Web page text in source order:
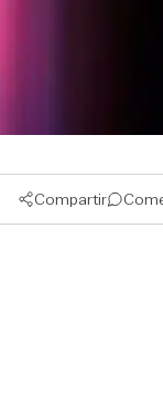
Compartir